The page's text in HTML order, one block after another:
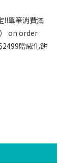
‼️單筆消費滿
on order
贈威化餅